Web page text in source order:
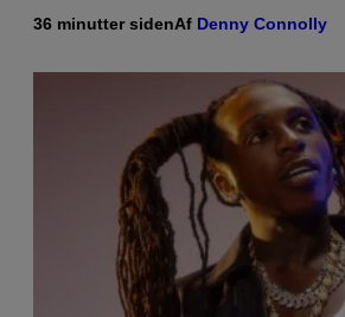
36 minutter sidenAf Denny Connolly